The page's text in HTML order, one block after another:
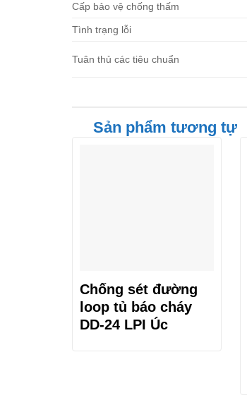
Cấp bảo vệ chống thấm
Tình trạng lỗi
Tuân thủ các tiêu chuẩn
Sản phẩm tương tự
Chống sét đường
loop tủ báo cháy
DD-24 LPI Úc